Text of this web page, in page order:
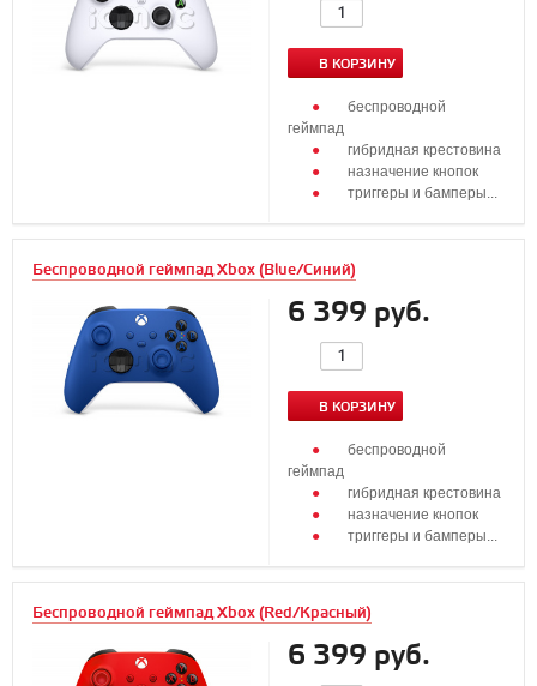
В КОРЗИНУ
беспроводной
геймпад
гибридная крестовина
назначение кнопок
триггеры и бамперы...
Беспроводной геймпад Xbox (Blue/Синий)
6 399 руб.
В КОРЗИНУ
беспроводной
геймпад
гибридная крестовина
назначение кнопок
триггеры и бамперы...
Беспроводной геймпад Xbox (Red/Красный)
6 399 руб.